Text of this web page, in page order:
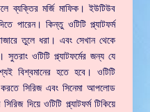
ব্যক্তির মর্জি মাফিক। ইউটিউব
পারেন। কিন্তু ওটিটি প্ল্যাটফর্ম
তুলে ধরা। এবং সেখান থেকে
ওটিটি প্ল্যাটফর্মের জন্য যে
বিশ্বমানের হতে হবে। ওটিটি
করতে সিরিজ এবং সিনেমা আপলোড
দিয়ে ওটিটি প্ল্যাটফর্ম টিকিয়ে